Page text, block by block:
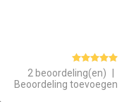
2 beoordeling(en)
Beoordeling toevoegen